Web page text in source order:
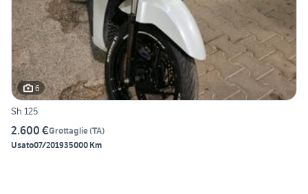
6
Sh 125
2.600 €Grottaglie(TA)
Usato07/201935000 Km